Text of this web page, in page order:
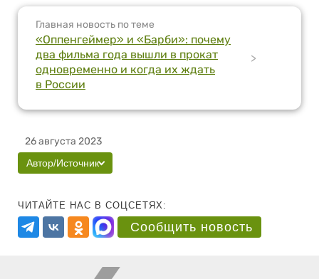
Главная новость по теме
«Оппенгеймер» и «Барби»: почему
два фильма года вышли в прокат
одновременно и когда их ждать
в России
>
26 августа 2023
Автор/Источник
ЧИТАЙТЕ НАС В СОЦСЕТЯХ:
Сообщить новость